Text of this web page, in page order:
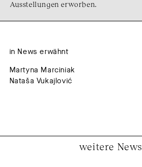
Ausstellungen erworben.
in News erwähnt
Martyna Marciniak
Nataša Vukajlović
weitere News